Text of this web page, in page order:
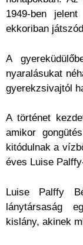
1949-ben
ekkoriban
A
nyaralásukat
gyerekzsivajtól
A történet
amikor
kitódulnak a
éves Luise
Luise Palffy
lánytársaság
kislány, akinek